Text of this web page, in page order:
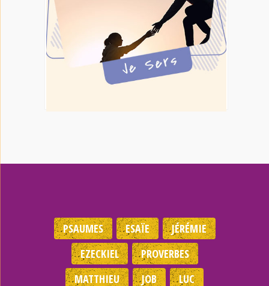
PSAUMES ESAÏE
JÉRÉMIE
EZECKIEL
PROVERBES
MATTHIEU
JOB LUC